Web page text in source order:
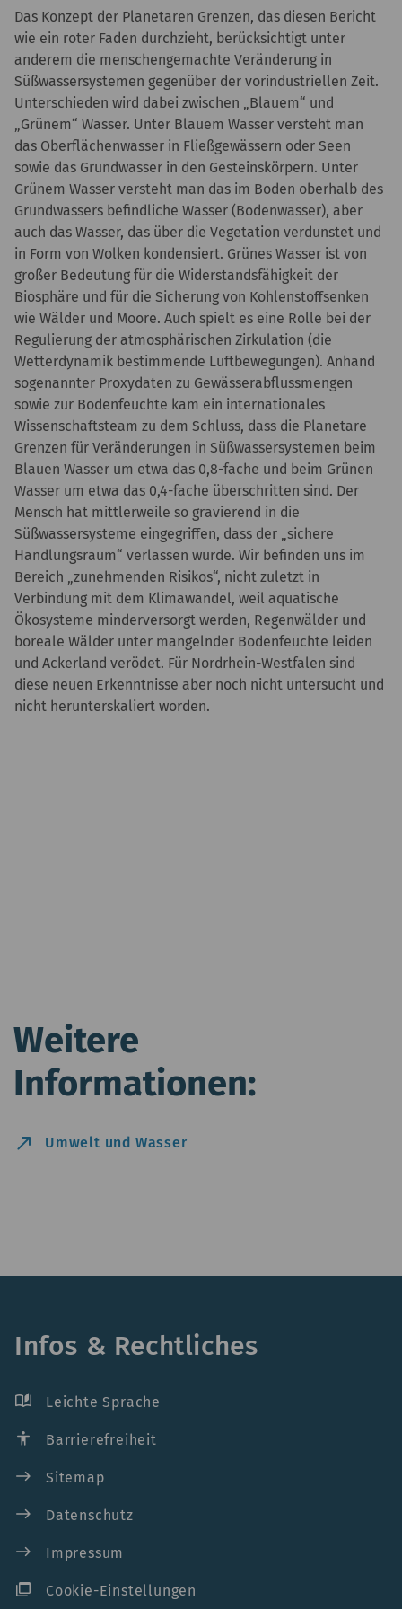
Das Konzept der Planetaren Grenzen, das diesen Bericht
wie ein roter Faden durchzieht, berücksichtigt unter
anderem die menschengemachte Veränderung in
Süßwassersystemen gegenüber der vorindustriellen Zeit.
Unterschieden wird dabei zwischen „Blauem“ und
„Grünem“ Wasser. Unter Blauem Wasser versteht man
das Oberflächenwasser in Fließgewässern oder Seen
sowie das Grundwasser in den Gesteinskörpern. Unter
Grünem Wasser versteht man das im Boden oberhalb des
Grundwassers befindliche Wasser (Bodenwasser), aber
auch das Wasser, das über die Vegetation verdunstet und
in Form von Wolken kondensiert. Grünes Wasser ist von
großer Bedeutung für die Widerstandsfähigkeit der
Biosphäre und für die Sicherung von Kohlenstoffsenken
wie Wälder und Moore. Auch spielt es eine Rolle bei der
Regulierung der atmosphärischen Zirkulation (die
Wetterdynamik bestimmende Luftbewegungen). Anhand
sogenannter Proxydaten zu Gewässerabflussmengen
sowie zur Bodenfeuchte kam ein internationales
Wissenschaftsteam zu dem Schluss, dass die Planetare
Grenzen für Veränderungen in Süßwassersystemen beim
Blauen Wasser um etwa das 0,8-fache und beim Grünen
Wasser um etwa das 0,4-fache überschritten sind. Der
Mensch hat mittlerweile so gravierend in die
Süßwassersysteme eingegriffen, dass der „sichere
Handlungsraum“ verlassen wurde. Wir befinden uns im
Bereich „zunehmenden Risikos“, nicht zuletzt in
Verbindung mit dem Klimawandel, weil aquatische
Ökosysteme minderversorgt werden, Regenwälder und
boreale Wälder unter mangelnder Bodenfeuchte leiden
und Ackerland verödet. Für Nordrhein-Westfalen sind
diese neuen Erkenntnisse aber noch nicht untersucht und
nicht herunterskaliert worden.
Weitere
Informationen:
north_east Umwelt und Wasser
Infos & Rechtliches
auto_stories Leichte Sprache
accessibility Barrierefreiheit
east Sitemap
east Datenschutz
east Impressum
ad_group Cookie-Einstellungen